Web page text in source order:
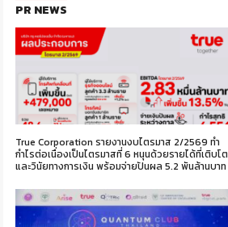
PR NEWS
True Corporation รายงานงบไตรมาส 2/2569 ทำ
กำไรต่อเนื่องเป็นไตรมาสที่ 6 หนุนด้วยรายได้ที่เติบโต
และวินัยทางการเงิน พร้อมจ่ายปันผล 5.2 พันล้านบาท